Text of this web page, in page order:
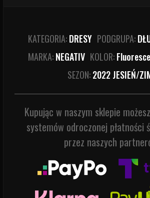
KATEGORIA:DRESY PODGRUPA:
MARKA:NEGATIV KOLOR:
SEZON:2022 JESIEŃ/
Kupując w naszym sklepie
systemów odroczonej płatności
przez naszych